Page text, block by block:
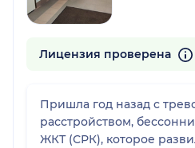
Лицензия проверена
Пришла год назад с
расстройством,
ЖКТ (СРК), которое